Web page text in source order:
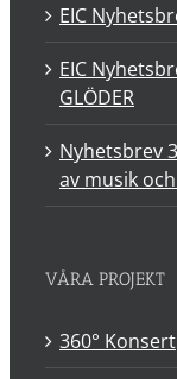
EIC
EIC
GLÖDER
Nyhetsbrev
av musik
VÅRA PROJEKT
360°